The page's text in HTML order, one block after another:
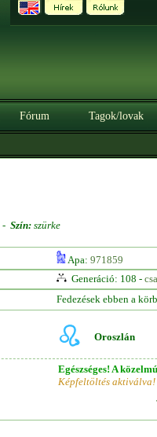
Fórum Tagok/lovak
- Szín: szürke
Apa: 971859
Generáció: 108 -
Fedezések ebben a
Oroszlán
Egészséges! A
Képfeltöltés aktiválva!